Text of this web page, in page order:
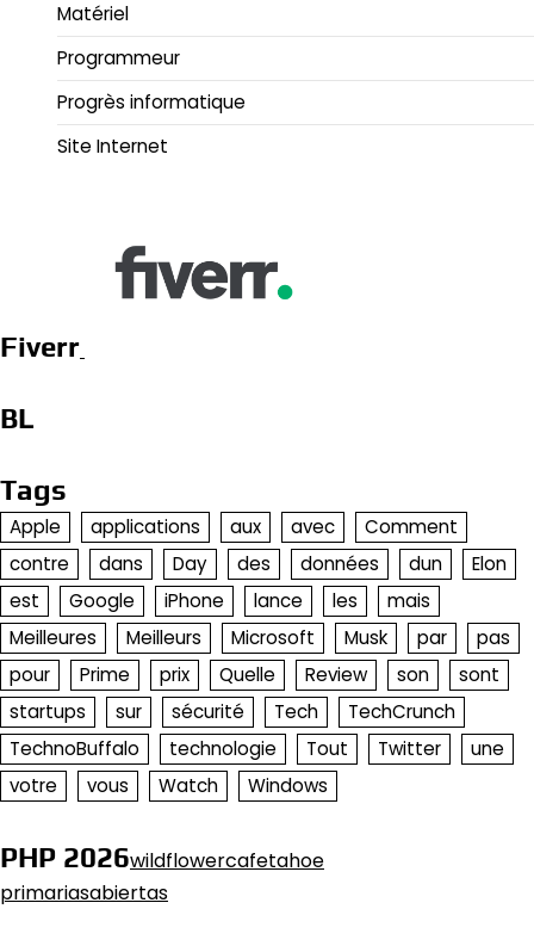
Matériel
Programmeur
Progrès informatique
Site Internet
Fiverr
BL
Tags
Apple applications aux avec
Comment
contre
dans Day des données dun
Elon
est
Google iPhone lance les
mais
Meilleures
Meilleurs Microsoft Musk par
pas
pour
Prime prix Quelle Review son
sont
startups
sur sécurité Tech
TechCrunch
TechnoBuffalo
technologie Tout Twitter
une
votre
vous Watch Windows
PHP 2026wildflowercafetahoe
primariasabiertas